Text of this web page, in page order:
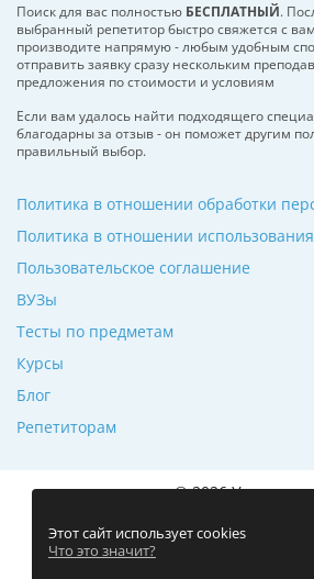
Поиск для вас полностью БЕСПЛАТНЫЙ.
выбранный репетитор быстро свяжется с
производите напрямую - любым удобным
отправить заявку сразу нескольким
предложения по стоимости и условиям
Если вам удалось найти подходящего
благодарны за отзыв - он поможет другим
правильный выбор.
ВУЗы
Тесты по предметам
Курсы
Блог
Репетиторам
Политика в отношении обработки
Политика в отношении
Пользовательское соглашение
© 2026
Рейтинг 5.0
Этот сайт использует cookies
Что это значит?